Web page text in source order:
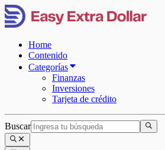
Home
Contenido
Categorías
Finanzas
Inversiones
Tarjeta de crédito
Buscar